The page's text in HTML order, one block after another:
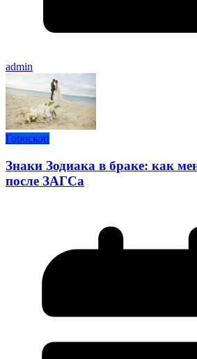
admin
Гороскоп
Знаки Зодиака в браке: как
после ЗАГСа